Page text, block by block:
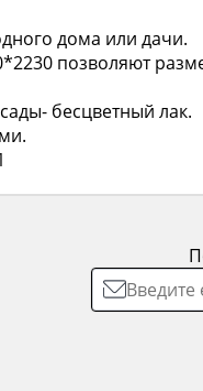
дома или дачи.
позволяют
бесцветный лак.